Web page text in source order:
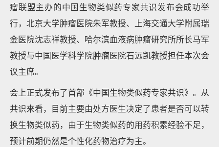
瘤联盟主办的中国生物类似药专家共识发布会成功举
行，北京大学肿瘤医院朱军教授、上海交通大学附属瑞
金医院沈志祥教授、哈尔滨血液病肿瘤研究所所长马军
教授与中国医学科学院肿瘤医院石远凯教授担任本次会
议主席。
会上正式发布了首部《中国生物类似药专家共识》。从
共识来看，目前主要由处方医生决定了患者是否可以转
换生物类似药，由于生物类似药的用药积累经验不足，
预计前期仍然是个性化药物治疗为主。